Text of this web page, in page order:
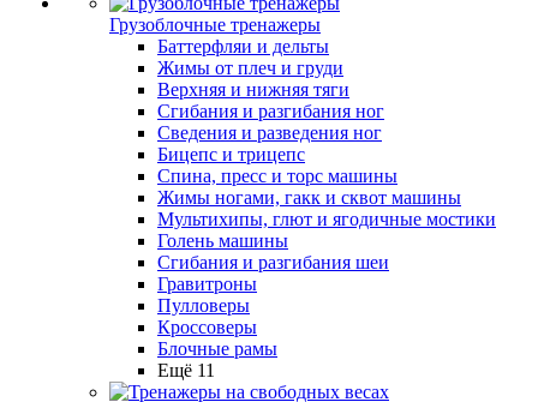
Грузоблочные тренажеры
Баттерфляи и дельты
Жимы от плеч и груди
Верхняя и нижняя тяги
Сгибания и разгибания ног
Сведения и разведения ног
Бицепс и трицепс
Спина, пресс и торс машины
Жимы ногами, гакк и сквот машины
Мультихипы, глют и ягодичные мостики
Голень машины
Сгибания и разгибания шеи
Гравитроны
Пулловеры
Кроссоверы
Блочные рамы
Ещё 11